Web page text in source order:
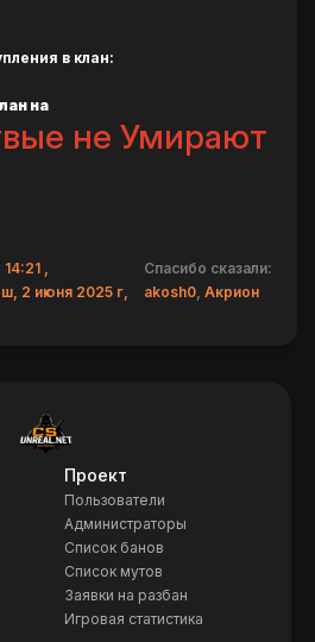
в клан:
на
не Умирают
,
2 июня 2025 г,
Спасибо сказали:
akosh0, Акрион
Проект
Пользователи
Администраторы
Список банов
Список мутов
Заявки на разбан
Игровая статистика